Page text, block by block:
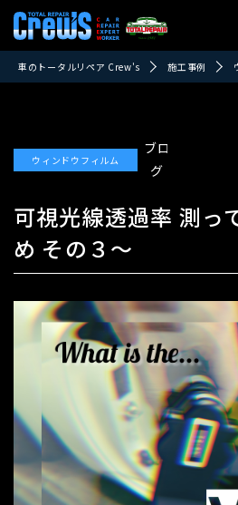
車のトータルリペア Crew's 施工事例
ウィンドウフィルム
ブロ
グ
可視光線透過率 測っ
め その３～